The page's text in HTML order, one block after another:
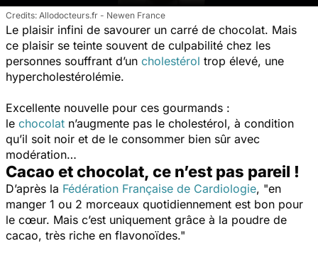
Allodocteurs.fr - Newen France
Le plaisir infini de savourer un carré de chocolat. Mais
ce plaisir se teinte souvent de culpabilité chez les
personnes souffrant d’un cholestérol trop élevé, une
hypercholestérolémie.
Excellente nouvelle pour ces gourmands :
le chocolat n’augmente pas le cholestérol, à condition
qu’il soit noir et de le consommer bien sûr avec
modération…
Cacao et chocolat, ce n’est pas pareil !
D’après la Fédération Française de Cardiologie, "en
manger 1 ou 2 morceaux quotidiennement est bon pour
le cœur. Mais c’est uniquement grâce à la poudre de
cacao, très riche en flavonoïdes."